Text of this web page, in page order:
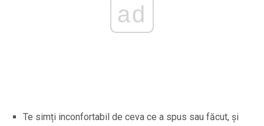
ad
Te simți inconfortabil de ceva ce a spus sau făcut, și